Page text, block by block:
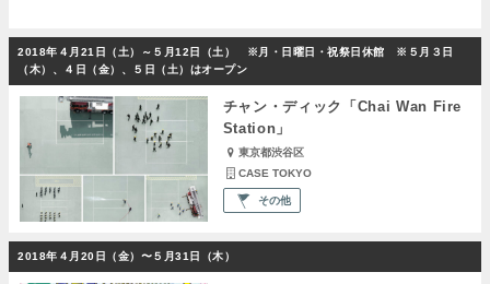
2018年４月21日（土）～５月12日（土） ※月・日曜日・祝祭日休館 ※５月３日
（木）、４日（金）、５日（土）はオープン
チャン・ディック「Chai Wan Fire
Station」
東京都渋谷区
CASE TOKYO
その他
2018年４月20日（金）〜５月31日（木）